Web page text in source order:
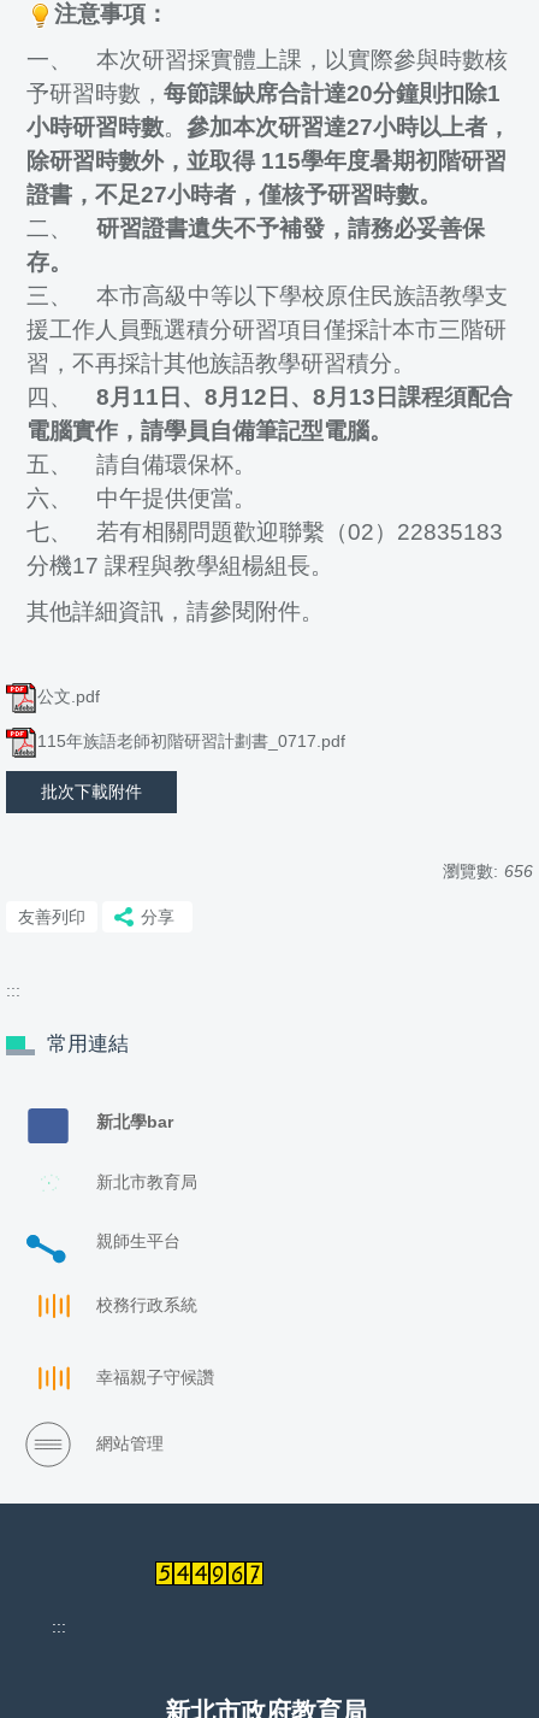
注意事項：
一、 本次研習採實體上課，以實際參與時數核
予研習時數， 每節課缺席合計達20分鐘則扣除1
小時研習時數。 參加本次研習達27小時以上者，
除研習時數外，並取得 115學年度暑期初階研習
證書，不足27小時者，僅核予研習時數。
二、 研習證書遺失不予補發，請務必妥善保
存。
三、 本市高級中等以下學校原住民族語教學支
援工作人員甄選積分研習項目僅採計本市三階研
習，不再採計其他族語教學研習積分。
四、 8月11日、8月12日、8月13日課程須配合
電腦實作，請學員自備筆記型電腦。
五、 請自備環保杯。
六、 中午提供便當。
七、 若有相關問題歡迎聯繫（02）22835183
分機17 課程與教學組楊組長。
其他詳細資訊，請參閱附件。
公文.pdf
115年族語老師初階研習計劃書_0717.pdf
批次下載附件
瀏覽數: 656
友善列印 分享
:::
常用連結
新北學bar
新北市教育局
親師生平台
校務行政系統
幸福親子守候讚
網站管理
:::
新北市政府教育局